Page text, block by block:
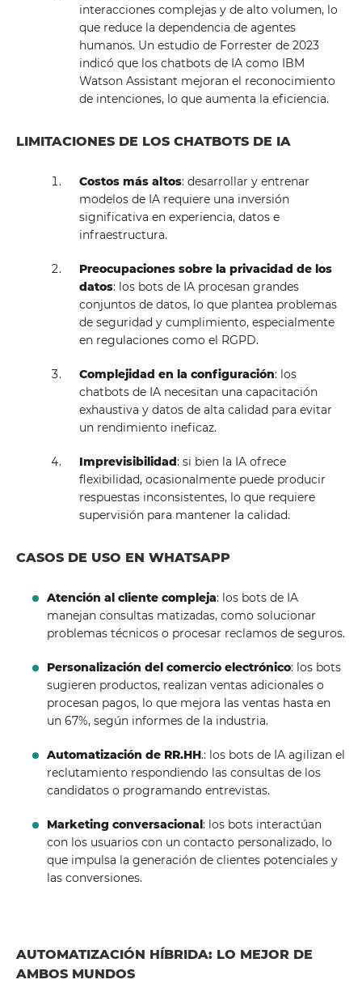
interacciones complejas y de alto volumen, lo
que reduce la dependencia de agentes
humanos. Un estudio de Forrester de 2023
indicó que los chatbots de IA como IBM
Watson Assistant mejoran el reconocimiento
de intenciones, lo que aumenta la eficiencia.
LIMITACIONES DE LOS CHATBOTS DE IA
Costos más altos: desarrollar y entrenar
modelos de IA requiere una inversión
significativa en experiencia, datos e
infraestructura.
Preocupaciones sobre la privacidad de los
datos: los bots de IA procesan grandes
conjuntos de datos, lo que plantea problemas
de seguridad y cumplimiento, especialmente
en regulaciones como el RGPD.
Complejidad en la configuración: los
chatbots de IA necesitan una capacitación
exhaustiva y datos de alta calidad para evitar
un rendimiento ineficaz.
Imprevisibilidad: si bien la IA ofrece
flexibilidad, ocasionalmente puede producir
respuestas inconsistentes, lo que requiere
supervisión para mantener la calidad.
CASOS DE USO EN WHATSAPP
Atención al cliente compleja: los bots de IA
manejan consultas matizadas, como solucionar
problemas técnicos o procesar reclamos de seguros.
Personalización del comercio electrónico: los bots
sugieren productos, realizan ventas adicionales o
procesan pagos, lo que mejora las ventas hasta en
un 67%, según informes de la industria.
Automatización de RR.HH.: los bots de IA agilizan el
reclutamiento respondiendo las consultas de los
candidatos o programando entrevistas.
Marketing conversacional: los bots interactúan
con los usuarios con un contacto personalizado, lo
que impulsa la generación de clientes potenciales y
las conversiones.
AUTOMATIZACIÓN HÍBRIDA: LO MEJOR DE
AMBOS MUNDOS